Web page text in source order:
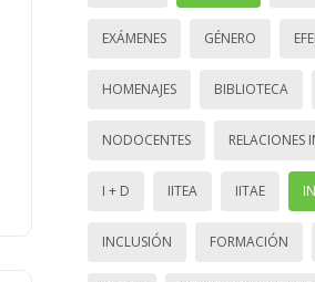
EXÁMENES GÉNERO
HOMENAJES BIBLIOTECA
NODOCENTES RELACIONES
I + D IITEA IITAE
INCLUSIÓN FORMACIÓN